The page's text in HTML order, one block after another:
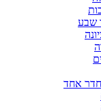
שבע
אחד